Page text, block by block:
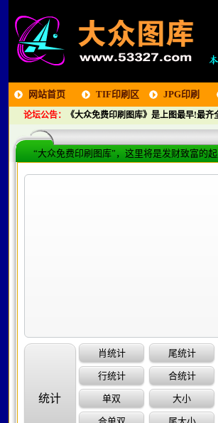
网站首页 TIF印刷区 JPG印刷
区
论坛公告： 《大众免费印刷图库》是上图最早!最
“大众免费印刷图库”，这里将是发财致富的